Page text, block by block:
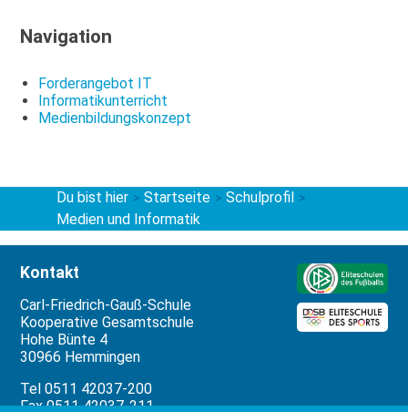
Navigation
Forderangebot IT
Informatikunterricht
Medienbildungskonzept
Du bist hier > Startseite > Schulprofil >
Medien und Informatik
Kontakt
Carl-Friedrich-Gauß-Schule
Kooperative Gesamtschule
Hohe Bünte 4
30966 Hemmingen
Tel 0511 42037-200
Fax 0511 42037-211